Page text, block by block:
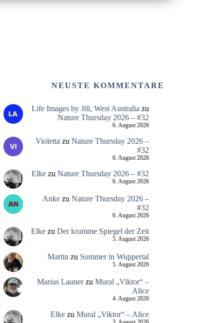
NEUSTE KOMMENTARE
Life Images by Jill, West Australiazu
Nature Thursday 2026 – #32
6. August 2026
Violetta zu Nature Thursday 2026 –
#32
6. August 2026
Elkezu Nature Thursday 2026 – #32
6. August 2026
Ankezu Nature Thursday 2026 –
#32
6. August 2026
Elkezu Der krumme Spiegel der Zeit
5. August 2026
Martin zu Sommer in Wuppertal
5. August 2026
Marius Launerzu Mural „Viktor“ –
Alice
4. August 2026
Elkezu Mural „Viktor“ – Alice